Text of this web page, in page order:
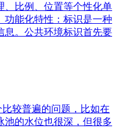
、比例、位置等个性化单
功能化特性：标识是一种
息。公共环境标识首先要
较普遍的问题，比如在
池的水位也很深，但很多